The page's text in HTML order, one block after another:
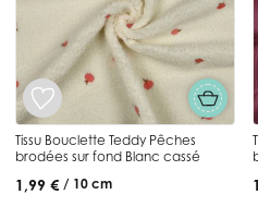
Tissu Bouclette Teddy Pêches
brodées sur fond Blanc cassé
1,99 € / 10 cm